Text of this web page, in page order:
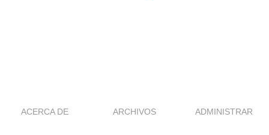
ACERCA DE ARCHIVOS ADMINISTRAR